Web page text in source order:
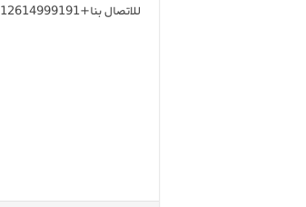
للاتصال بنا+212614999191